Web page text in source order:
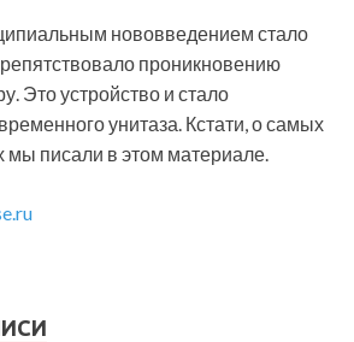
нововведением стало
проникновению
Это устройство и стало
унитаза. Кстати, о самых
мы писали в этом материале.